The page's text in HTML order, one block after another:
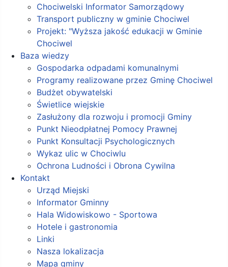
Chociwelski Informator Samorządowy
Transport publiczny w gminie Chociwel
Projekt: "Wyższa jakość edukacji w Gminie
Chociwel
Baza wiedzy
Gospodarka odpadami komunalnymi
Programy realizowane przez Gminę Chociwel
Budżet obywatelski
Świetlice wiejskie
Zasłużony dla rozwoju i promocji Gminy
Punkt Nieodpłatnej Pomocy Prawnej
Punkt Konsultacji Psychologicznych
Wykaz ulic w Chociwlu
Ochrona Ludności i Obrona Cywilna
Kontakt
Urząd Miejski
Informator Gminny
Hala Widowiskowo - Sportowa
Hotele i gastronomia
Linki
Nasza lokalizacja
Mapa gminy